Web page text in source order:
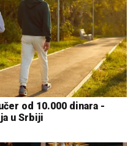
od 10.000 dinara -
u Srbiji